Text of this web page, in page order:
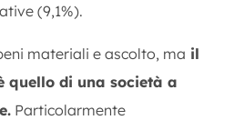
(9,1%).
materiali e ascolto, ma il
quello di una società a
Particolarmente